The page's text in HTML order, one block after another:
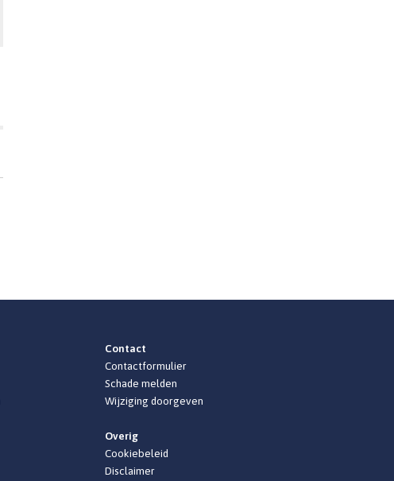
Contact
Contactformulier
Schade melden
Wijziging doorgeven
Overig
Cookiebeleid
Disclaimer